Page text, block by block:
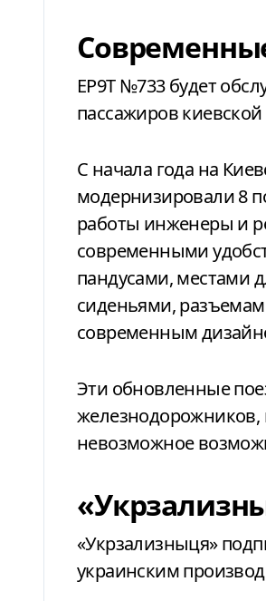
ЕР9Т №733 будет
пассажиров
С начала года на
модернизировали 8
работы инженеры и
современными
пандусами, местами
сиденьями,
современным
Эти обновленные
железнодорожников,
невозможное
«Укрзализныця»
украинским